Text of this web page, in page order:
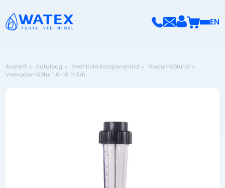
EN
Avaleht Kataloog Veefiltrite komponendid
Voolumõõturid
Veevoolumõõtur 1,6-16 m3/h